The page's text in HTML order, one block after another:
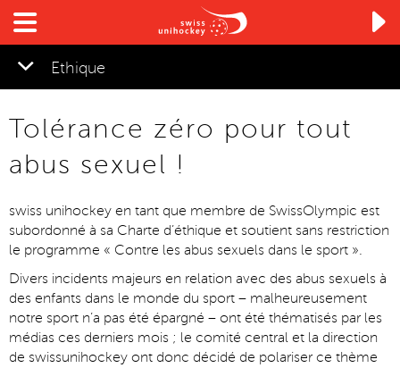

Ethique
Tolérance zéro pour tout
abus sexuel !
swiss unihockey en tant que membre de SwissOlympic est
subordonné à sa Charte d’éthique et soutient sans restriction
le programme « Contre les abus sexuels dans le sport ».
Divers incidents majeurs en relation avec des abus sexuels à
des enfants dans le monde du sport – malheureusement
notre sport n’a pas été épargné – ont été thématisés par les
médias ces derniers mois ; le comité central et la direction
de swissunihockey ont donc décidé de polariser ce thème